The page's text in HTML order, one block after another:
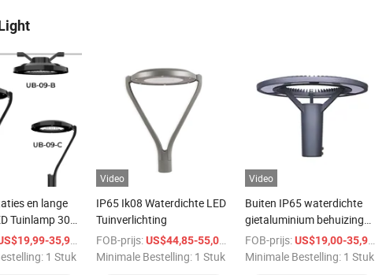
en lange
Tuinlamp 30W
120W IP66
35,99
/ Stuk
1 Stuk
Video
IP65 Ik08 Waterdichte LED
Tuinverlichting
FOB-prijs:US$44,85-55,00
/ Stuk
Minimale Bestelling: 1 Stuk
Video
Buiten IP65 waterdichte
gietaluminium behuizing
LED tuinverlichting
armatuur voor tuinpad
FOB-prijs:US$19,00-35,99
Minimale Bestelling: 1 Stuk